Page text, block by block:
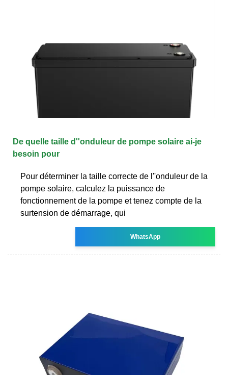
De quelle taille d''onduleur de pompe solaire ai-je
besoin pour
Pour déterminer la taille correcte de l''onduleur de la
pompe solaire, calculez la puissance de
fonctionnement de la pompe et tenez compte de la
surtension de démarrage, qui
WhatsApp